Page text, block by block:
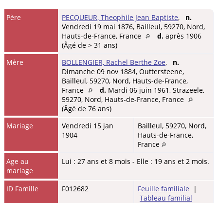
Père PECQUEUR, Theophile Jean Baptiste, n.
Vendredi 19 mai 1876, Bailleul, 59270, Nord,
Hauts-de-France, France
d. après 1906
(Âgé de > 31 ans)
Mère
BOLLENGIER, Rachel Berthe Zoe, n.
Dimanche 09 nov 1884, Outtersteene,
Bailleul, 59270, Nord, Hauts-de-France,
France
d. Mardi 06 juin 1961, Strazeele,
59270, Nord, Hauts-de-France, France
(Âgé de 76 ans)
Mariage
Vendredi 15 jan
1904
Bailleul, 59270, Nord,
Hauts-de-France,
France
Age au
mariage
Lui : 27 ans et 8 mois - Elle : 19 ans et 2 mois.
ID Famille F012682 Feuille familiale |
Tableau familial